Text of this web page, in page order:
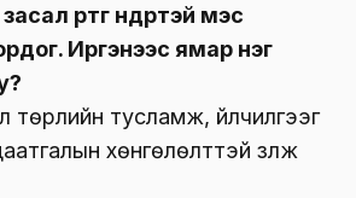
өртөг өндөртэй мэс
Иргэнээс ямар нэг
төрлийн тусламж, үйлчилгээг
хөнгөлөлттэй үзүүлж